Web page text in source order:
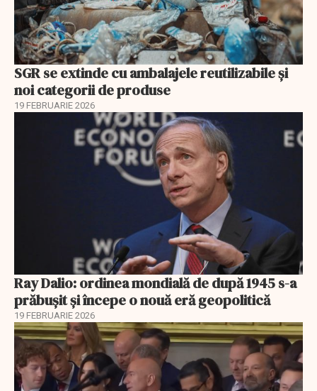
SGR se extinde cu ambalajele reutilizabile și
noi categorii de produse
19 FEBRUARIE 2026
Ray Dalio: ordinea mondială de după 1945 s-a
prăbușit și începe o nouă eră geopolitică
19 FEBRUARIE 2026